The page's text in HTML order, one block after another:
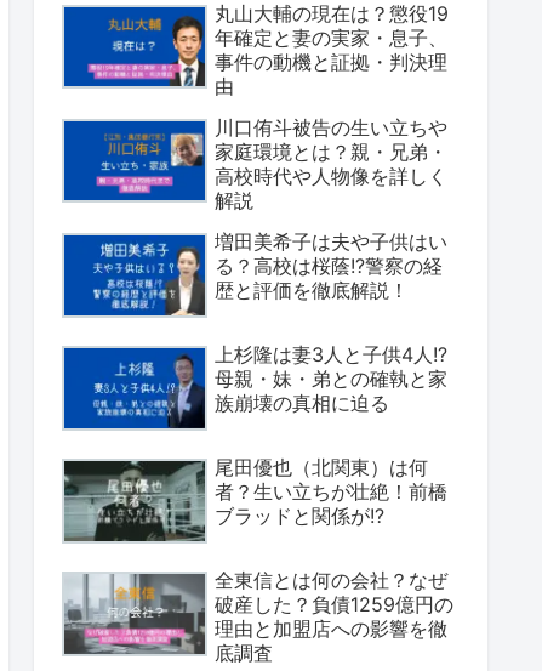
丸山大輔の現在は？懲役19
年確定と妻の実家・息子、
事件の動機と証拠・判決理
由
川口侑斗被告の生い立ちや
家庭環境とは？親・兄弟・
高校時代や人物像を詳しく
解説
増田美希子は夫や子供はい
る？高校は桜蔭!?警察の経
歴と評価を徹底解説！
上杉隆は妻3人と子供4人!?
母親・妹・弟との確執と家
族崩壊の真相に迫る
尾田優也（北関東）は何
者？生い立ちが壮絶！前橋
ブラッドと関係が!?
全東信とは何の会社？なぜ
破産した？負債1259億円の
理由と加盟店への影響を徹
底調査